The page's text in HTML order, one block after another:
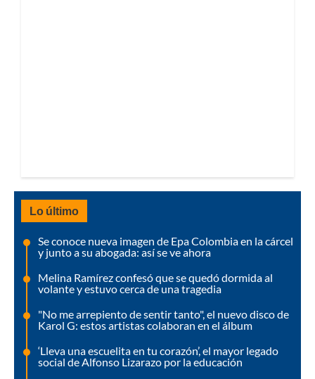
Lo último
Se conoce nueva imagen de Epa Colombia en la cárcel
y junto a su abogada: así se ve ahora
Melina Ramírez confesó que se quedó dormida al
volante y estuvo cerca de una tragedia
"No me arrepiento de sentir tanto", el nuevo disco de
Karol G: estos artistas colaboran en el álbum
‘Lleva una escuelita en tu corazón’, el mayor legado
social de Alfonso Lizarazo por la educación